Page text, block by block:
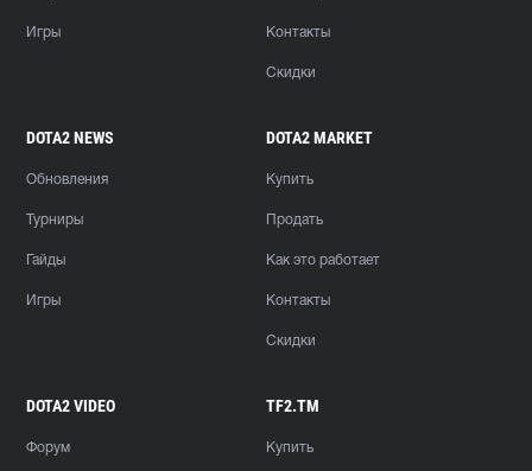
Игры Контакты
Скидки
DOTA2 NEWS
Обновления
Турниры
Гайды
Игры
DOTA2 MARKET
Купить
Продать
Как это работает
Контакты
Скидки
DOTA2 VIDEO
Форум
TF2.TM
Купить